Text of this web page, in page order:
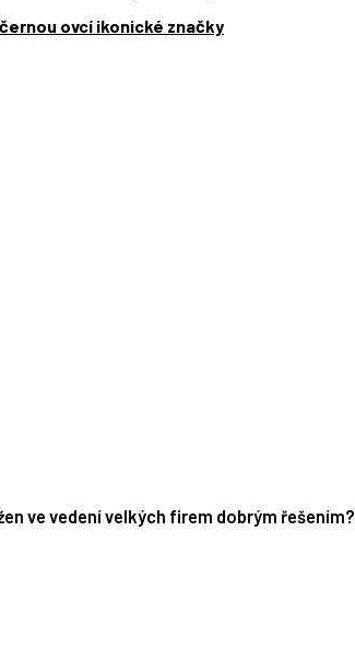
ovcí ikonické značky
ve vedení velkých firem dobrým řešením?